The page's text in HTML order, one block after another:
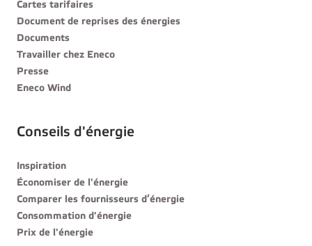
Cartes tarifaires
Document de reprises des énergies
Documents
Travailler chez Eneco
Presse
Eneco Wind
Conseils d'énergie
Inspiration
Économiser de l'énergie
Comparer les fournisseurs d’énergie
Consommation d'énergie
Prix de l'énergie